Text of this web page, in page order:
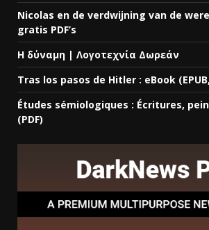
Nicolas en de verdwijning van de
gratis PDF’s
Η δύναμη | Λογοτεχνία Δωρεάν
Tras los pasos de Hitler : eBook (EPUB,
Études sémiologiques : Écritures,
(PDF)